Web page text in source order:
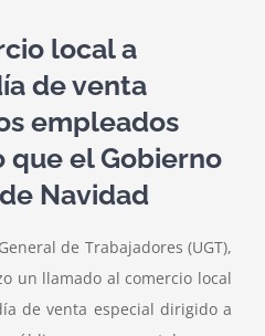
local a
de venta
empleados
que el Gobierno
Navidad
de Trabajadores (UGT),
un llamado al comercio local
de venta especial dirigido a